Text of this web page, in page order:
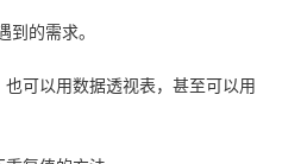
的需求。
可以用数据透视表，甚至可以用